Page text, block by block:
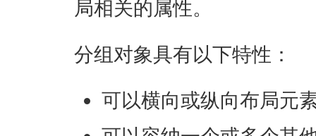
局相关的属性。
分组对象具有以下特性：
可以横向或纵向布局元